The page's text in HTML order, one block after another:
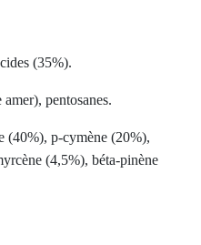
(35%).
pentosanes.
(40%), p-cymène (20%),
(4,5%), béta-pinène